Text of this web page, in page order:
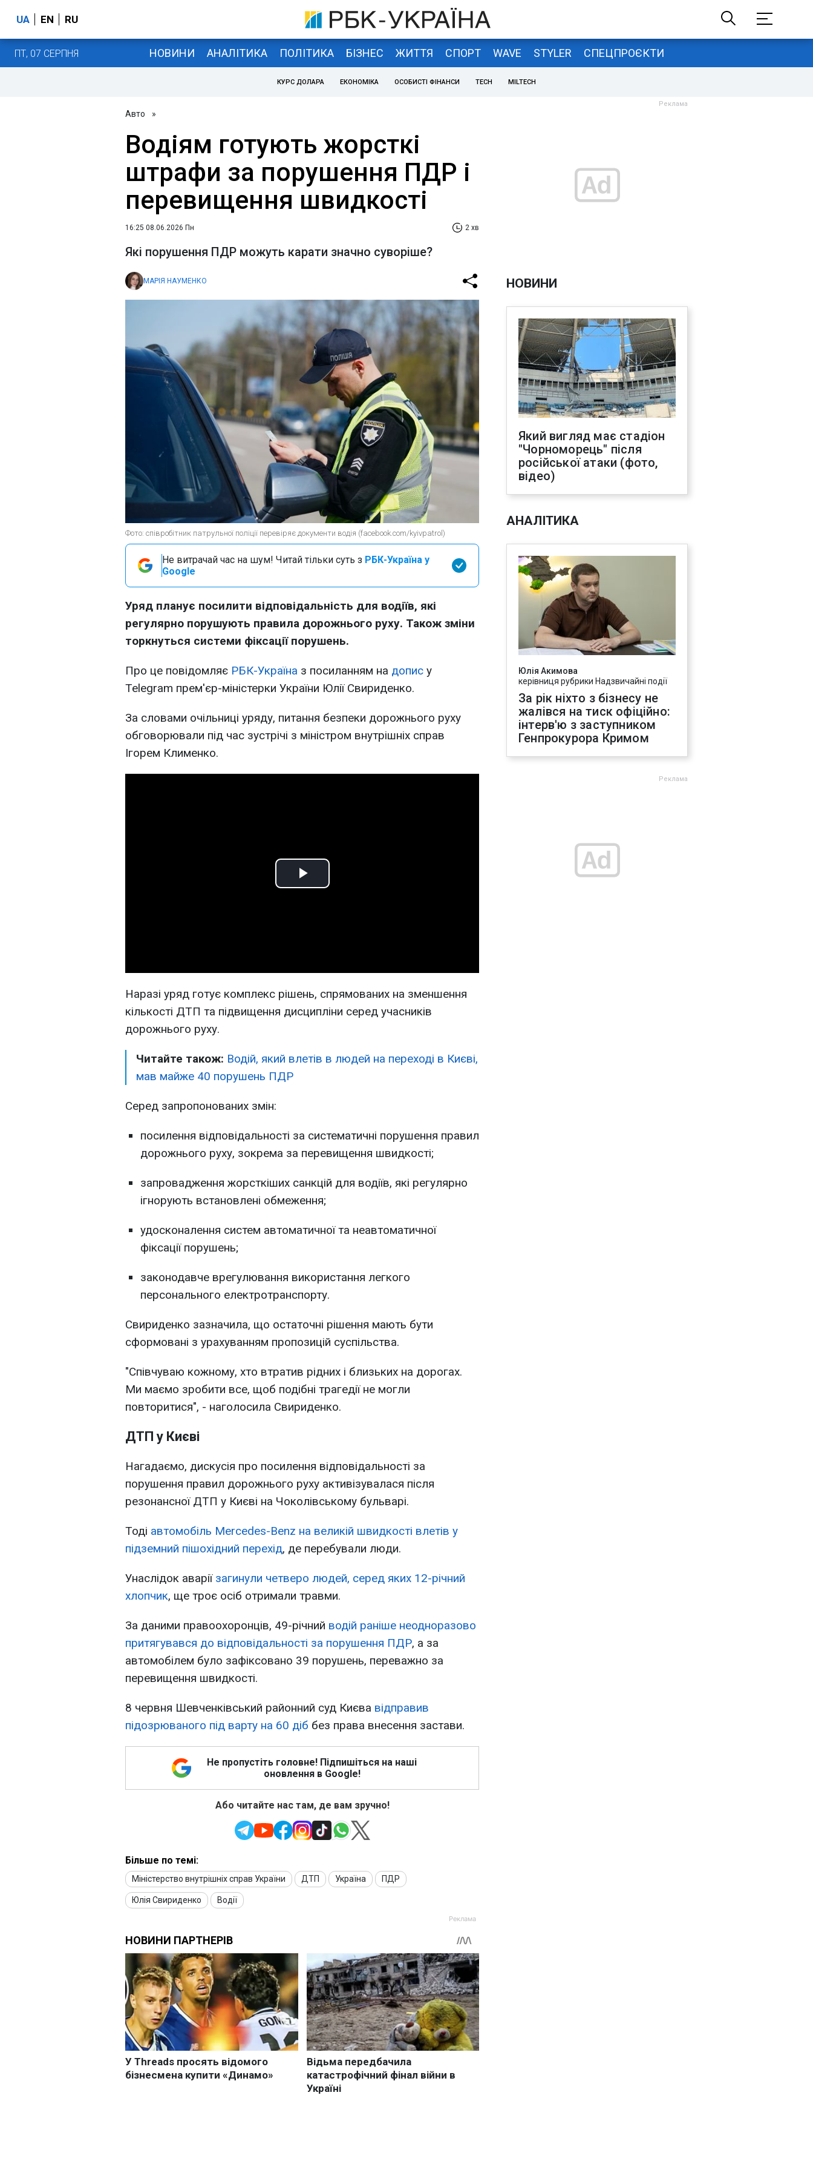
UA EN RU
ПТ, 07 СЕРПНЯ НОВИНИ АНАЛІТИКА ПОЛІТИКА БІЗНЕС ЖИТТЯ СПОРТ WAVE STYLER СПЕЦПРОЄКТИ
КУРС ДОЛАРА ЕКОНОМІКА ОСОБИСТІ ФІНАНСИ TECH MILTECH
Авто »
Водіям готують жорсткі
штрафи за порушення ПДР і
перевищення швидкості
16:25 08.06.2026 Пн 2 хв
Які порушення ПДР можуть карати значно суворіше?
МАРІЯ НАУМЕНКО
Фото: співробітник патрульної поліції перевіряє документи водія (facebook.com/kyivpatrol)
Не витрачай час на шум! Читай тільки суть з РБК-Україна у
Google
Уряд планує посилити відповідальність для водіїв, які
регулярно порушують правила дорожнього руху. Також зміни
торкнуться системи фіксації порушень.
Про це повідомляє РБК-Україна з посиланням на допис у
Telegram прем'єр-міністерки України Юлії Свириденко.
За словами очільниці уряду, питання безпеки дорожнього руху
обговорювали під час зустрічі з міністром внутрішніх справ
Ігорем Клименко.
Play
Наразі уряд готує комплекс рішень, спрямованих на зменшення
кількості ДТП та підвищення дисципліни серед учасників
дорожнього руху.
Читайте також: Водій, який влетів в людей на переході в Києві,
мав майже 40 порушень ПДР
Серед запропонованих змін:
посилення відповідальності за систематичні порушення правил
дорожнього руху, зокрема за перевищення швидкості;
запровадження жорсткіших санкцій для водіїв, які регулярно
ігнорують встановлені обмеження;
удосконалення систем автоматичної та неавтоматичної
фіксації порушень;
законодавче врегулювання використання легкого
персонального електротранспорту.
Свириденко зазначила, що остаточні рішення мають бути
сформовані з урахуванням пропозицій суспільства.
"Співчуваю кожному, хто втратив рідних і близьких на дорогах.
Ми маємо зробити все, щоб подібні трагедії не могли
повторитися", - наголосила Свириденко.
ДТП у Києві
Нагадаємо, дискусія про посилення відповідальності за
порушення правил дорожнього руху активізувалася після
резонансної ДТП у Києві на Чоколівському бульварі.
Тоді автомобіль Mercedes-Benz на великій швидкості влетів у
підземний пішохідний перехід, де перебували люди.
Унаслідок аварії загинули четверо людей, серед яких 12-річний
хлопчик, ще троє осіб отримали травми.
За даними правоохоронців, 49-річний водій раніше неодноразово
притягувався до відповідальності за порушення ПДР, а за
автомобілем було зафіксовано 39 порушень, переважно за
перевищення швидкості.
8 червня Шевченківський районний суд Києва відправив
підозрюваного під варту на 60 діб без права внесення застави.
Не пропустіть головне! Підпишіться на наші
оновлення в Google!
Або читайте нас там, де вам зручно!
Більше по темі:
Міністерство внутрішніх справ України ДТП Україна ПДР
Юлія Свириденко Водії
НОВИНИ
Який вигляд має стадіон
"Чорноморець" після
російської атаки (фото,
відео)
АНАЛІТИКА
Юлія Акимова
керівниця рубрики Надзвичайні події
За рік ніхто з бізнесу не
жалівся на тиск офіційно:
інтерв'ю з заступником
Генпрокурора Кримом